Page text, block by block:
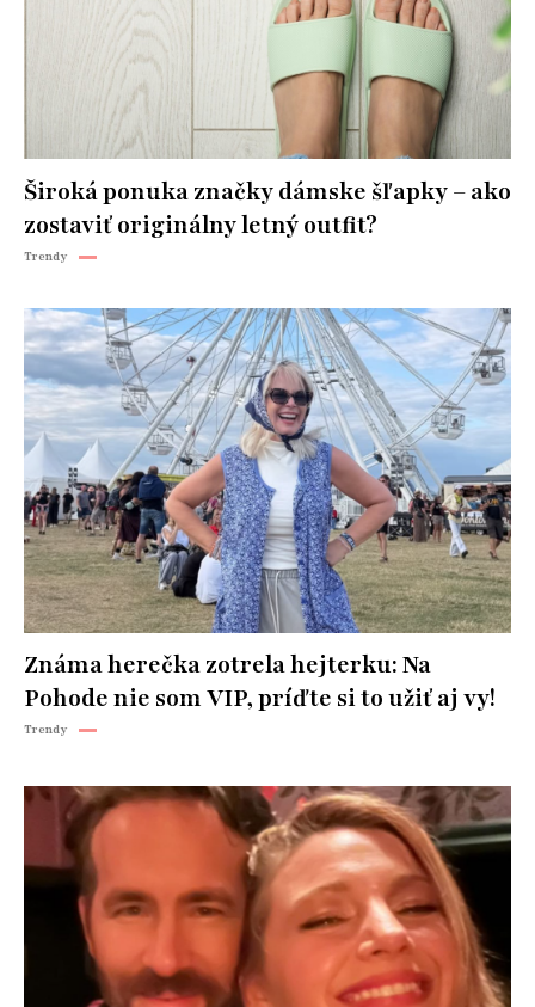
Široká ponuka značky dámske šľapky – ako
zostaviť originálny letný outfit?
Trendy
Známa herečka zotrela hejterku: Na
Pohode nie som VIP, príďte si to užiť aj vy!
Trendy